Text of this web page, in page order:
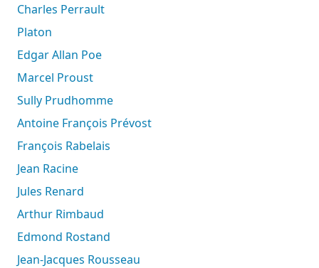
Charles Perrault
Platon
Edgar Allan Poe
Marcel Proust
Sully Prudhomme
Antoine François Prévost
François Rabelais
Jean Racine
Jules Renard
Arthur Rimbaud
Edmond Rostand
Jean-Jacques Rousseau